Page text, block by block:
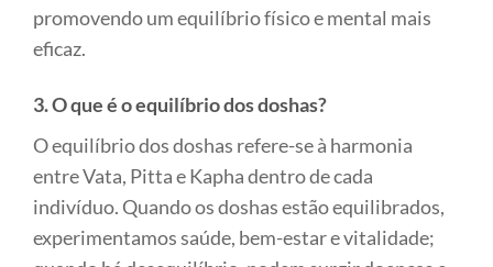
promovendo um equilíbrio físico e mental mais
eficaz.
3. O que é o equilíbrio dos doshas?
O equilíbrio dos doshas refere-se à harmonia
entre Vata, Pitta e Kapha dentro de cada
indivíduo. Quando os doshas estão equilibrados,
experimentamos saúde, bem-estar e vitalidade;